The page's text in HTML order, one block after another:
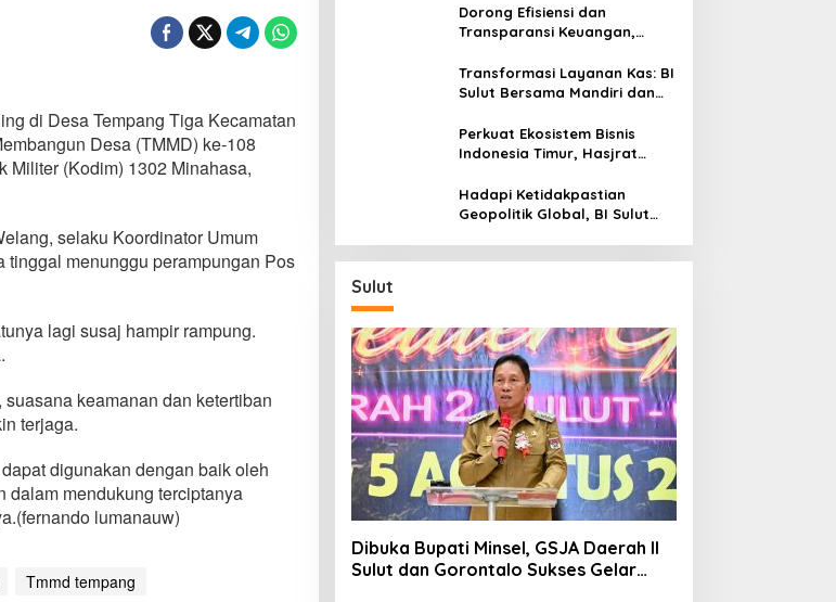
di Desa Tempang Tiga Kecamatan
Desa (TMMD) ke-108
Militer (Kodim) 1302 Minahasa,
selaku Koordinator Umum
menunggu perampungan Pos
lagi susaj hampir rampung.
keamanan dan ketertiban
terjaga.
digunakan dengan baik oleh
dalam mendukung terciptanya
lumanauw)
Tmmd tempang
dan Kendalikan Inflasi
Dorong Efisiensi dan
Transparansi Keuangan,
Digitalisasi Transaksi
Bersama BI Sulut
Transformasi Layanan Kas: BI
Sulut Bersama Mandiri dan
Kas Mitra Utama, Jangkau
Wilayah Kepulauan
Perkuat Ekosistem Bisnis
Indonesia Timur, Hasjrat
Generasi ke-9 di Manado
Hadapi Ketidakpastian
Geopolitik Global, BI Sulut
Sulut
Dibuka Bupati Minsel, GSJA Daerah II
Sulut dan Gorontalo Sukses Gelar